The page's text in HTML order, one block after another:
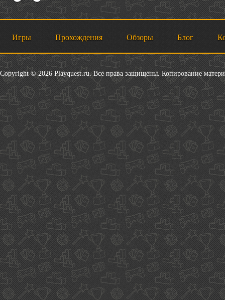
Игры Прохождения Обзоры Блог
Copyright © 2026 Playquest.ru. Все права защищены. Копирование